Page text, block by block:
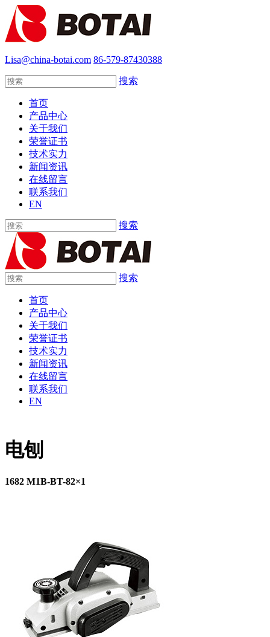
Lisa@china-botai.com 86-579-87430388
搜索
首页
产品中心
关于我们
荣誉证书
技术实力
新闻资讯
在线留言
联系我们
EN
搜索
搜索
首页
产品中心
关于我们
荣誉证书
技术实力
新闻资讯
在线留言
联系我们
EN
电刨
1682 M1B-BT-82×1